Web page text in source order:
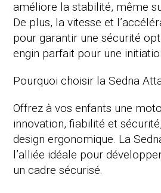
améliore la stabilité, même
De plus, la vitesse et
pour garantir une sécurité
engin parfait pour une
Pourquoi choisir la Sedna
Offrez à vos enfants une
innovation, fiabilité et
design ergonomique. La
l’alliée idéale pour
un cadre sécurisé.